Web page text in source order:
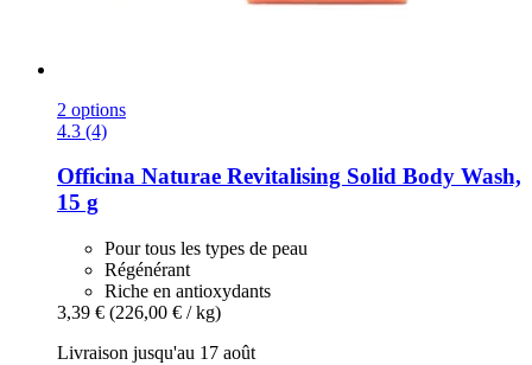
2 options
4.3 (4)
Officina Naturae Revitalising Solid Body Wash,
15 g
Pour tous les types de peau
Régénérant
Riche en antioxydants
3,39 € (226,00 € / kg)
Livraison jusqu'au 17 août